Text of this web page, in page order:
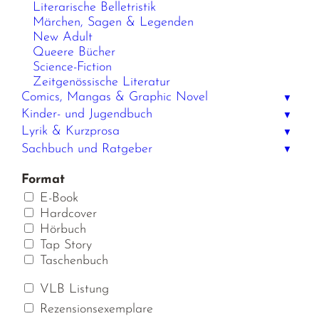
Literarische Belletristik
Märchen, Sagen & Legenden
New Adult
Queere Bücher
Science-Fiction
Zeitgenössische Literatur
Comics, Mangas & Graphic Novel
▼
Kinder- und Jugendbuch ▼
Lyrik & Kurzprosa ▼
Sachbuch und Ratgeber ▼
Format
E-Book
Hardcover
Hörbuch
Tap Story
Taschenbuch
VLB Listung
Rezensionsexemplare